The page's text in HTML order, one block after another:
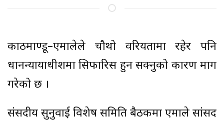
काठमाण्डू–एमालेले चौथो वरियतामा रहेर पनि
प्रधानन्यायाधीशमा सिफारिस हुन सक्नुको कारण माग
गरेको छ ।
संसदीय सुनुवाई विशेष समिति बैठकमा एमाले सांसद